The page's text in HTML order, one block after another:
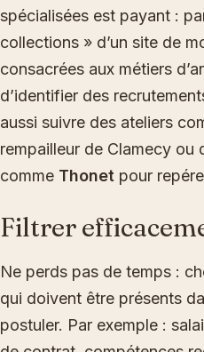
spécialisées est payant :
collections » d’un site de
consacrées aux métiers
d’identifier des
aussi suivre des ateliers
rempailleur de Clamecy ou
comme Thonet pour
Filtrer
Ne perds pas de temps :
qui doivent être présents
postuler. Par exemple :